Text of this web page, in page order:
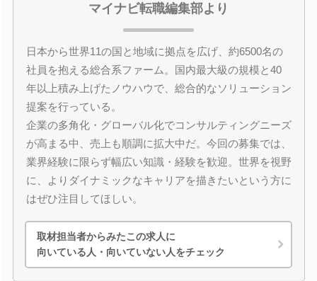
マイナビ転職編集部より
日本から世界11の国と地域に拠点を広げ、約6500名の
社員を抱える総合系ファーム。国内最大級の規模と40
年以上積み上げたノウハウで、総合的なソリューション
提案を行っている。
企業の多角化・グローバル化でコンサルティングニーズ
が高まる中、売上も順調に拡大中だ。今回の募集では、
業界経験に限らず幅広い知識・経験を歓迎。世界を視野
に、よりダイナミックなキャリアを描きたいという方に
はぜひ注目してほしい。
取材担当者からみたこの求人に
向いている人・向いていない人をチェック